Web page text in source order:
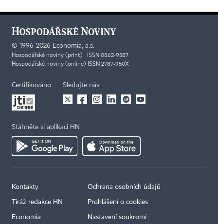
© 1996-2026 Economia, a.s.
Hospodářské noviny (print) ISSN 0862-9587
Hospodářské noviny (online) ISSN 2787-950X
Certifikováno Sledujte nás
Stáhněte si aplikaci HN
Kontakty
Tiráž redakce HN
Economia
Ochrana osobních údajů
Prohlášení o cookies
Nastavení soukromí